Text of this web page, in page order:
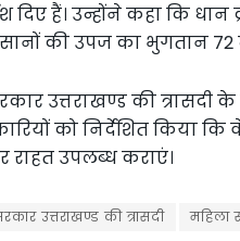
हैं। उन्होंने कहा कि धान
की उपज का भुगतान 72
उत्तराखण्ड की
को निर्देशित किया
उपलब्ध कराएं।
उत्तराखण्ड की त्रासदी महिला